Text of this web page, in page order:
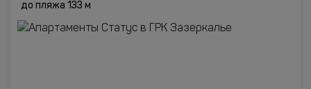
до пляжа 133 м